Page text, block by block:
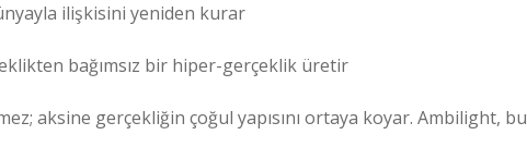
ilişkisini yeniden kurar
bağımsız bir hiper-gerçeklik üretir
aksine gerçekliğin çoğul yapısını ortaya koyar. Ambilight, bu